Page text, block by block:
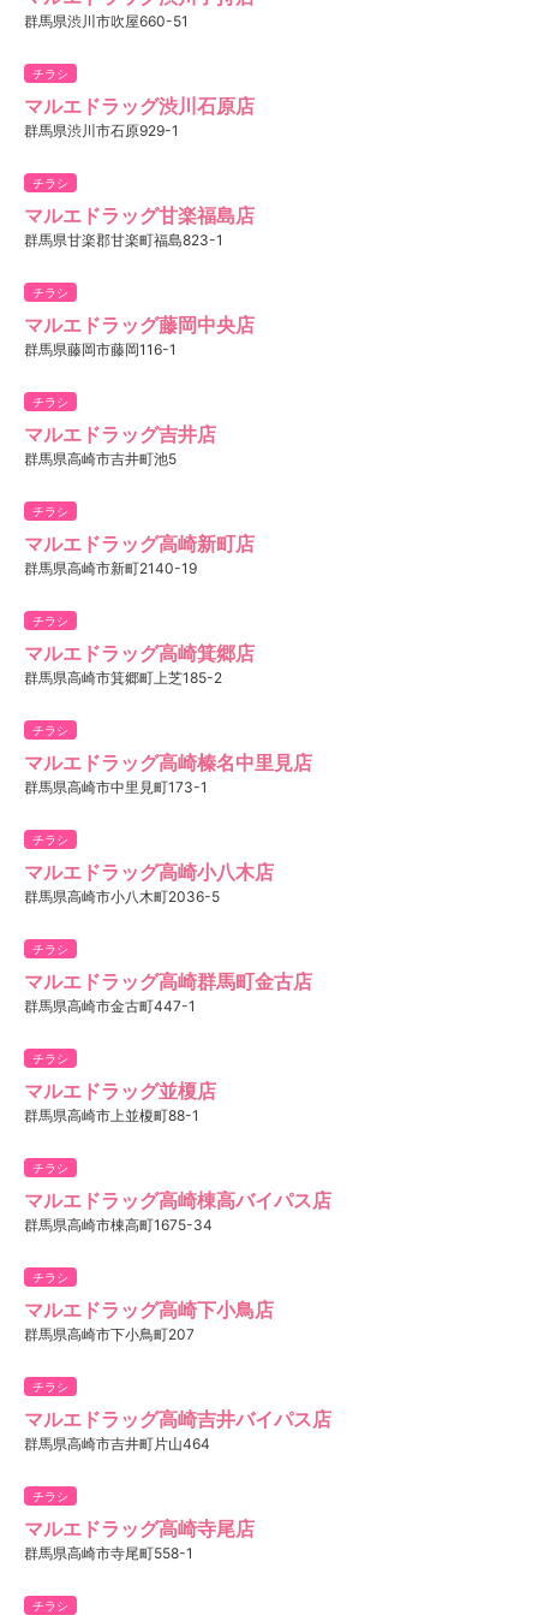
群馬県渋川市吹屋660-51
チラシ
マルエドラッグ渋川石原店
群馬県渋川市石原929-1
チラシ
マルエドラッグ甘楽福島店
群馬県甘楽郡甘楽町福島823-1
チラシ
マルエドラッグ藤岡中央店
群馬県藤岡市藤岡116-1
チラシ
マルエドラッグ吉井店
群馬県高崎市吉井町池5
チラシ
マルエドラッグ高崎新町店
群馬県高崎市新町2140-19
チラシ
マルエドラッグ高崎箕郷店
群馬県高崎市箕郷町上芝185-2
チラシ
マルエドラッグ高崎榛名中里見店
群馬県高崎市中里見町173-1
チラシ
マルエドラッグ高崎小八木店
群馬県高崎市小八木町2036-5
チラシ
マルエドラッグ高崎群馬町金古店
群馬県高崎市金古町447-1
チラシ
マルエドラッグ並榎店
群馬県高崎市上並榎町88-1
チラシ
マルエドラッグ高崎棟高バイパス店
群馬県高崎市棟高町1675-34
チラシ
マルエドラッグ高崎下小鳥店
群馬県高崎市下小鳥町207
チラシ
マルエドラッグ高崎吉井バイパス店
群馬県高崎市吉井町片山464
チラシ
マルエドラッグ高崎寺尾店
群馬県高崎市寺尾町558-1
チラシ